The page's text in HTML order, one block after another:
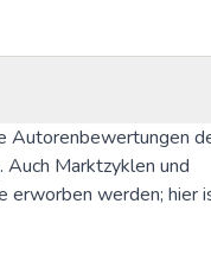
Autorenbewertungen
Marktzyklen und
erworben werden; hier